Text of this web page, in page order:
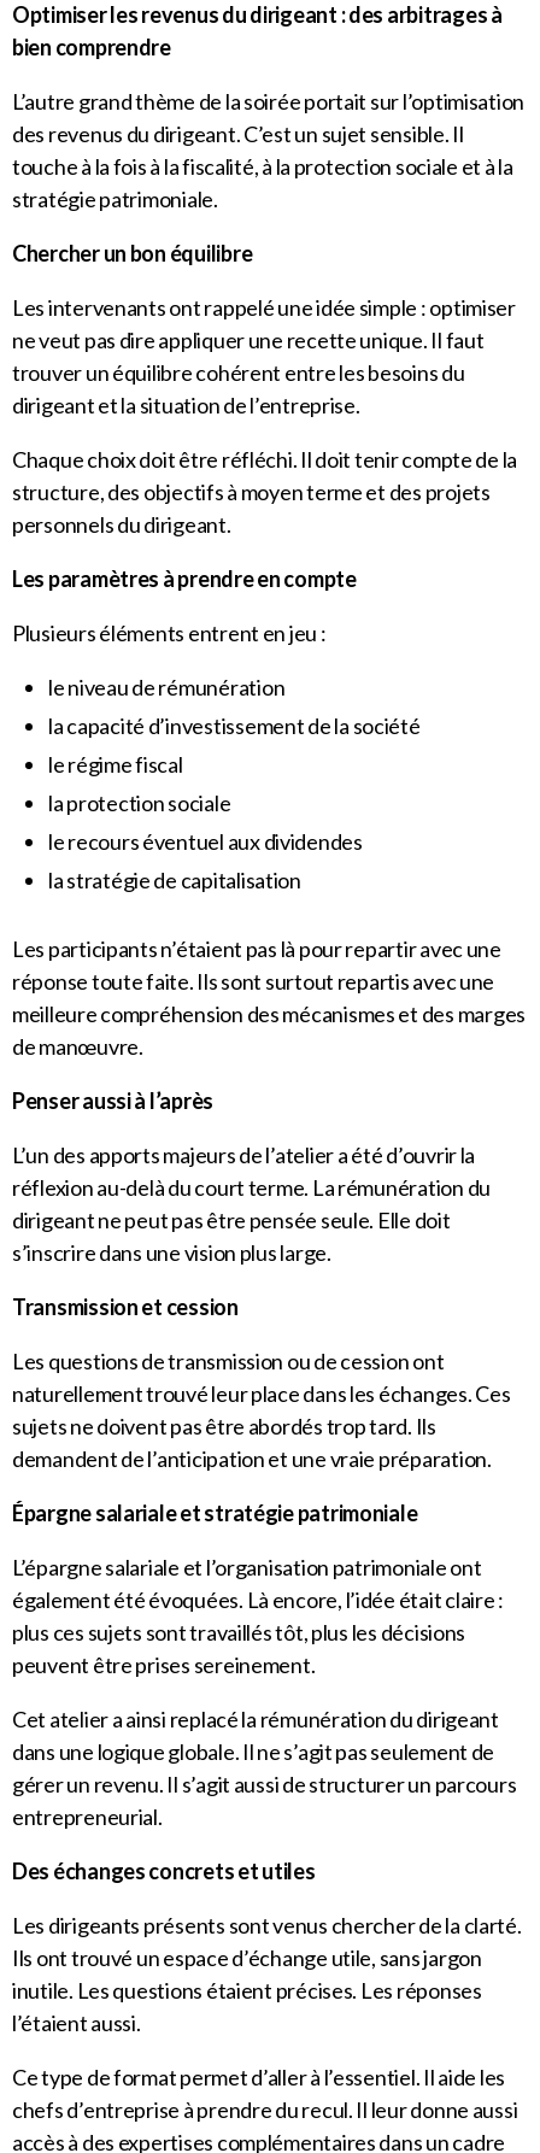
Optimiser les revenus du dirigeant : des arbitrages à
bien comprendre
L’autre grand thème de la soirée portait sur l’optimisation
des revenus du dirigeant. C’est un sujet sensible. Il
touche à la fois à la fiscalité, à la protection sociale et à la
stratégie patrimoniale.
Chercher un bon équilibre
Les intervenants ont rappelé une idée simple : optimiser
ne veut pas dire appliquer une recette unique. Il faut
trouver un équilibre cohérent entre les besoins du
dirigeant et la situation de l’entreprise.
Chaque choix doit être réfléchi. Il doit tenir compte de la
structure, des objectifs à moyen terme et des projets
personnels du dirigeant.
Les paramètres à prendre en compte
Plusieurs éléments entrent en jeu :
le niveau de rémunération
la capacité d’investissement de la société
le régime fiscal
la protection sociale
le recours éventuel aux dividendes
la stratégie de capitalisation
Les participants n’étaient pas là pour repartir avec une
réponse toute faite. Ils sont surtout repartis avec une
meilleure compréhension des mécanismes et des marges
de manœuvre.
Penser aussi à l’après
L’un des apports majeurs de l’atelier a été d’ouvrir la
réflexion au-delà du court terme. La rémunération du
dirigeant ne peut pas être pensée seule. Elle doit
s’inscrire dans une vision plus large.
Transmission et cession
Les questions de transmission ou de cession ont
naturellement trouvé leur place dans les échanges. Ces
sujets ne doivent pas être abordés trop tard. Ils
demandent de l’anticipation et une vraie préparation.
Épargne salariale et stratégie patrimoniale
L’épargne salariale et l’organisation patrimoniale ont
également été évoquées. Là encore, l’idée était claire :
plus ces sujets sont travaillés tôt, plus les décisions
peuvent être prises sereinement.
Cet atelier a ainsi replacé la rémunération du dirigeant
dans une logique globale. Il ne s’agit pas seulement de
gérer un revenu. Il s’agit aussi de structurer un parcours
entrepreneurial.
Des échanges concrets et utiles
Les dirigeants présents sont venus chercher de la clarté.
Ils ont trouvé un espace d’échange utile, sans jargon
inutile. Les questions étaient précises. Les réponses
l’étaient aussi.
Ce type de format permet d’aller à l’essentiel. Il aide les
chefs d’entreprise à prendre du recul. Il leur donne aussi
accès à des expertises complémentaires dans un cadre